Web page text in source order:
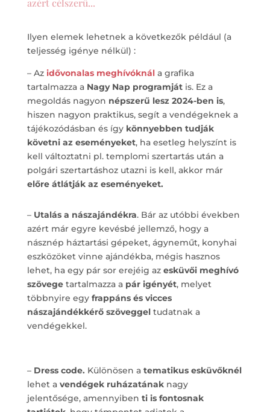
azért célszerű...
Ilyen elemek lehetnek a következők például (a
teljesség igénye nélkül) :
– Az idővonalas meghívóknála grafika
tartalmazza a Nagy Nap programjátis. Ez a
megoldás nagyon népszerű lesz 2024-ben is,
hiszen nagyon praktikus, segít a vendégeknek a
tájékozódásban és így könnyebben tudják
követni az eseményeket, ha esetleg helyszínt is
kell változtatni pl. templomi szertartás után a
polgári szertartáshoz utazni is kell, akkor már
előre átlátják az eseményeket.
– Utalás a nászajándékra. Bár az utóbbi években
azért már egyre kevésbé jellemző, hogy a
násznép háztartási gépeket, ágyneműt, konyhai
eszközöket vinne ajándékba, mégis hasznos
lehet, ha egy pár sor erejéig az esküvői meghívó
szövegetartalmazza a pár igényét, melyet
többnyire egy frappáns és vicces
nászajándékkérő szöveggeltudatnak a
vendégekkel.
– Dress code. Különösen a tematikus esküvőknél
lehet a vendégek ruházatánaknagy
jelentősége, amennyiben ti is fontosnak